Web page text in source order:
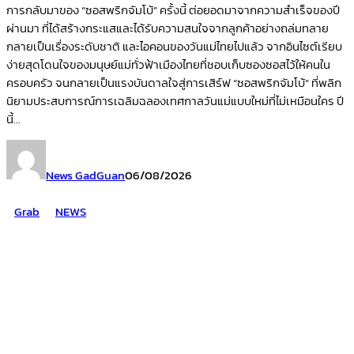
การกลับมาของ “ซอสพริกจัมโบ้” ครั้งนี้ ต่อยอดมาจากความสำเร็จของปี
ผ่านมา ที่ได้สร้างกระแสและได้รับความสนใจจากลูกค้าอย่างถล่มทลาย
กลายเป็นเรื่องระดับชาติ และไอคอนของวันแม่ไทยไปแล้ว จากอินไซต์เรียบ
ง่ายสุดโดนใจของมนุษย์แม่ทั่วฟ้าเมืองไทยที่ชอบเก็บซองซอสไว้ให้คนใน
ครอบครัว จนกลายเป็นแรงบันดาลใจสู่การเสิร์ฟ “ซอสพริกจัมโบ้” ที่พลิก
นิยามประสบการณ์การเฉลิมฉลองเทศกาลวันแม่แบบใหม่ที่ไม่เหมือนใคร ปี
นี้...
News GadGuan06/08/2026
Grab
NEWS